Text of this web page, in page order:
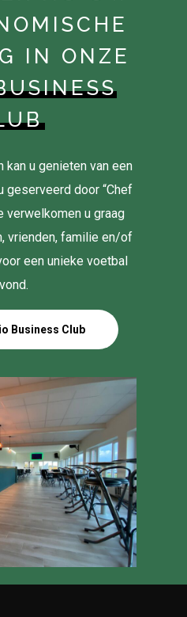
IN ONZE
kan u genieten van een
geserveerd door “Chef
verwelkomen u graag
vrienden, familie en/of
een unieke voetbal
Business Club